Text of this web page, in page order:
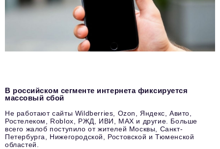
В российском сегменте интернета фиксируется
массовый сбой
Не работают сайты Wildberries, Ozon, Яндекс, Авито,
Ростелеком, Roblox, РЖД, ИВИ, MAX и другие. Больше
всего жалоб поступило от жителей Москвы, Санкт-
Петербурга, Нижегородской, Ростовской и Тюменской
областей.